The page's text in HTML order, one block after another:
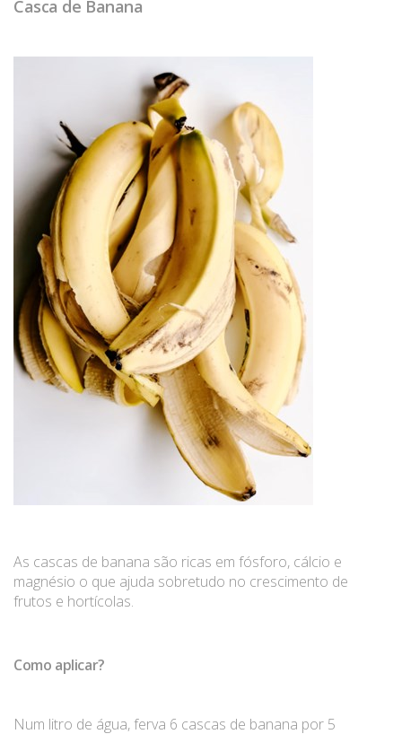
Casca de Banana
As cascas de banana são ricas em fósforo, cálcio e
magnésio o que ajuda sobretudo no crescimento de
frutos e hortícolas.
Como aplicar?
Num litro de água, ferva 6 cascas de banana por 5